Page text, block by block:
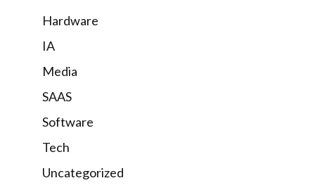
Hardware
IA
Media
SAAS
Software
Tech
Uncategorized